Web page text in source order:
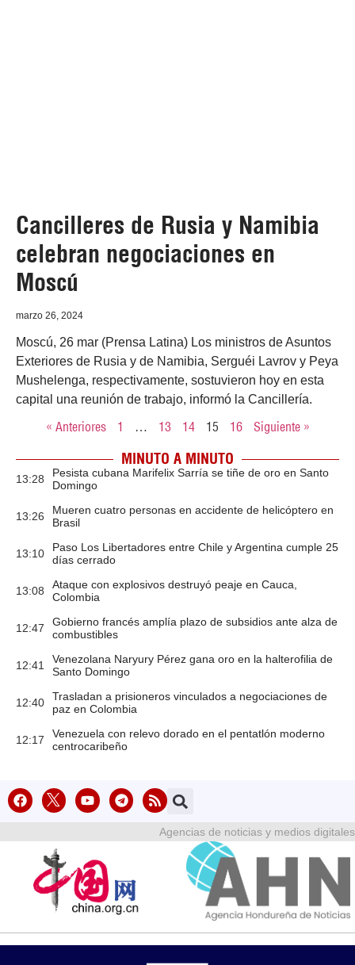
Cancilleres de Rusia y Namibia
celebran negociaciones en
Moscú
marzo 26, 2024
Moscú, 26 mar (Prensa Latina) Los ministros de Asuntos
Exteriores de Rusia y de Namibia, Serguéi Lavrov y Peya
Mushelenga, respectivamente, sostuvieron hoy en esta
capital una reunión de trabajo, informó la Cancillería.
« Anteriores 1 … 13 14 15 16 Siguiente »
MINUTO A MINUTO
13:28
Pesista cubana Marifelix Sarría se tiñe de oro en Santo
Domingo
13:26
Mueren cuatro personas en accidente de helicóptero en
Brasil
13:10
Paso Los Libertadores entre Chile y Argentina cumple 25
días cerrado
13:08
Ataque con explosivos destruyó peaje en Cauca,
Colombia
12:47
Gobierno francés amplía plazo de subsidios ante alza de
combustibles
12:41
Venezolana Naryury Pérez gana oro en la halterofilia de
Santo Domingo
12:40
Trasladan a prisioneros vinculados a negociaciones de
paz en Colombia
12:17
Venezuela con relevo dorado en el pentatlón moderno
centrocaribeño
Agencias de noticias y medios digitales